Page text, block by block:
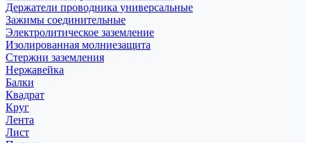
Держатели проводника универсальные
Зажимы соединительные
Электролитическое заземление
Изолированная молниезащита
Стержни заземления
Нержавейка
Балки
Квадрат
Круг
Лента
Лист